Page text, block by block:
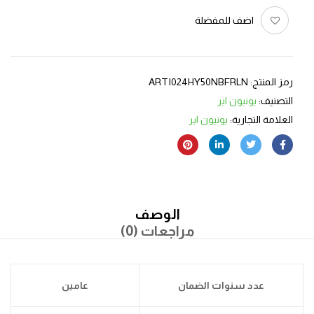
اضف للمفضلة
رمز المنتج: ARTI024HY50NBFRLN
التصنيف: يونيون اير
العلامة التجارية: يونيون اير
الوصف
مراجعات (0)
عدد سنوات الضمان عامين